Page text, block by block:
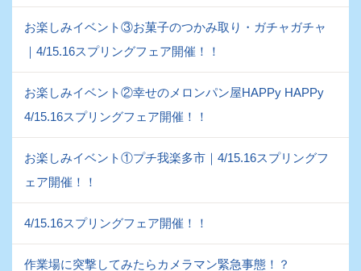
お楽しみイベント③お菓子のつかみ取り・ガチャガチャ
｜4/15.16スプリングフェア開催！！
お楽しみイベント②幸せのメロンパン屋HAPPy HAPPy
4/15.16スプリングフェア開催！！
お楽しみイベント①プチ我楽多市｜4/15.16スプリングフ
ェア開催！！
4/15.16スプリングフェア開催！！
作業場に突撃してみたらカメラマン緊急事態！？